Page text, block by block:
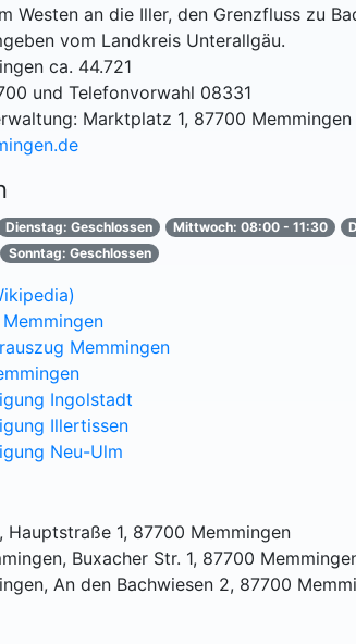
Westen an die Iller, den Grenzfluss zu
vom Landkreis Unterallgäu.
ca. 44.721
und Telefonvorwahl 08331
Marktplatz 1, 87700 Memmingen
Dienstag: Geschlossen Mittwoch: 08:00 - 11:30
Sonntag: Geschlossen
Memmingen
Ingolstadt
Illertissen
Neu-Ulm
Hauptstraße 1, 87700 Memmingen
Buxacher Str. 1, 87700
An den Bachwiesen 2, 87700